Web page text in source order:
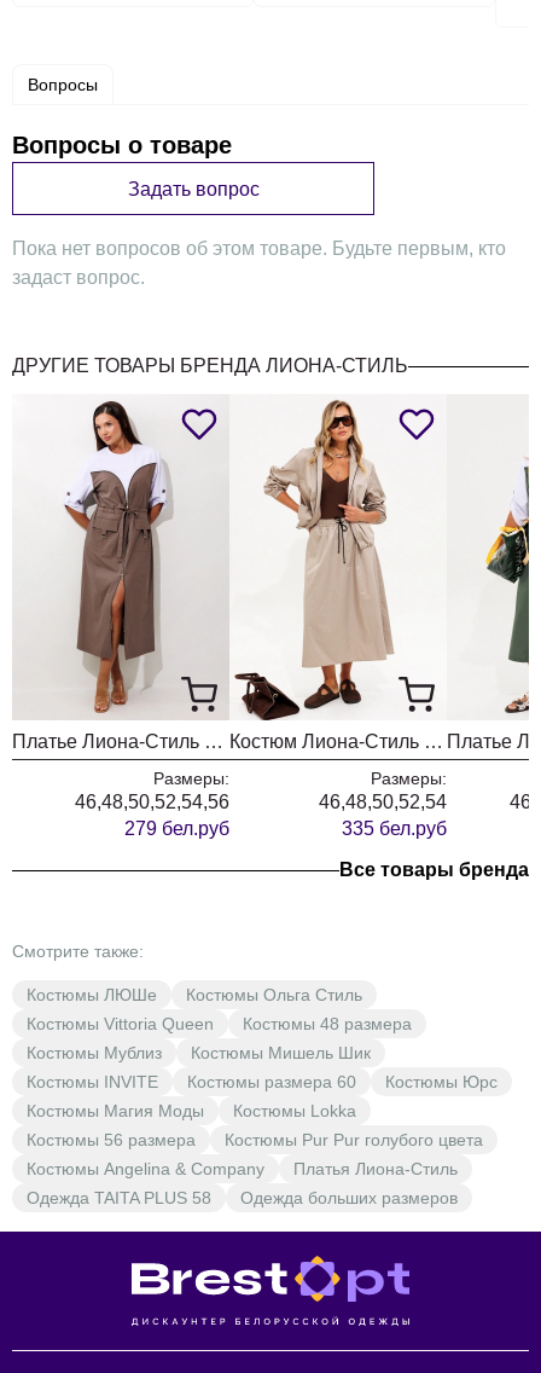
Вопросы
Вопросы о товаре
Задать вопрос
Пока нет вопросов об этом товаре. Будьте первым, кто
задаст вопрос.
ДРУГИЕ ТОВАРЫ БРЕНДА ЛИОНА-СТИЛЬ
Платье Лиона-Стиль 970 мокко
Размеры:
46,48,50,52,54,56
279 бел.руб
Костюм Лиона-Стиль 972 бежевый
Размеры:
46,48,50,52,54
335 бел.руб
Все товары бренда
Смотрите также:
Костюмы ЛЮШе
Костюмы Ольга Стиль
Костюмы Vittoria Queen
Костюмы 48 размера
Костюмы Мублиз
Костюмы Мишель Шик
Костюмы INVITE
Костюмы размера 60
Костюмы Юрс
Костюмы Магия Моды
Костюмы Lokka
Костюмы 56 размера
Костюмы Pur Pur голубого цвета
Костюмы Angelina & Company
Платья Лиона-Стиль
Одежда TAITA PLUS 58
Одежда больших размеров